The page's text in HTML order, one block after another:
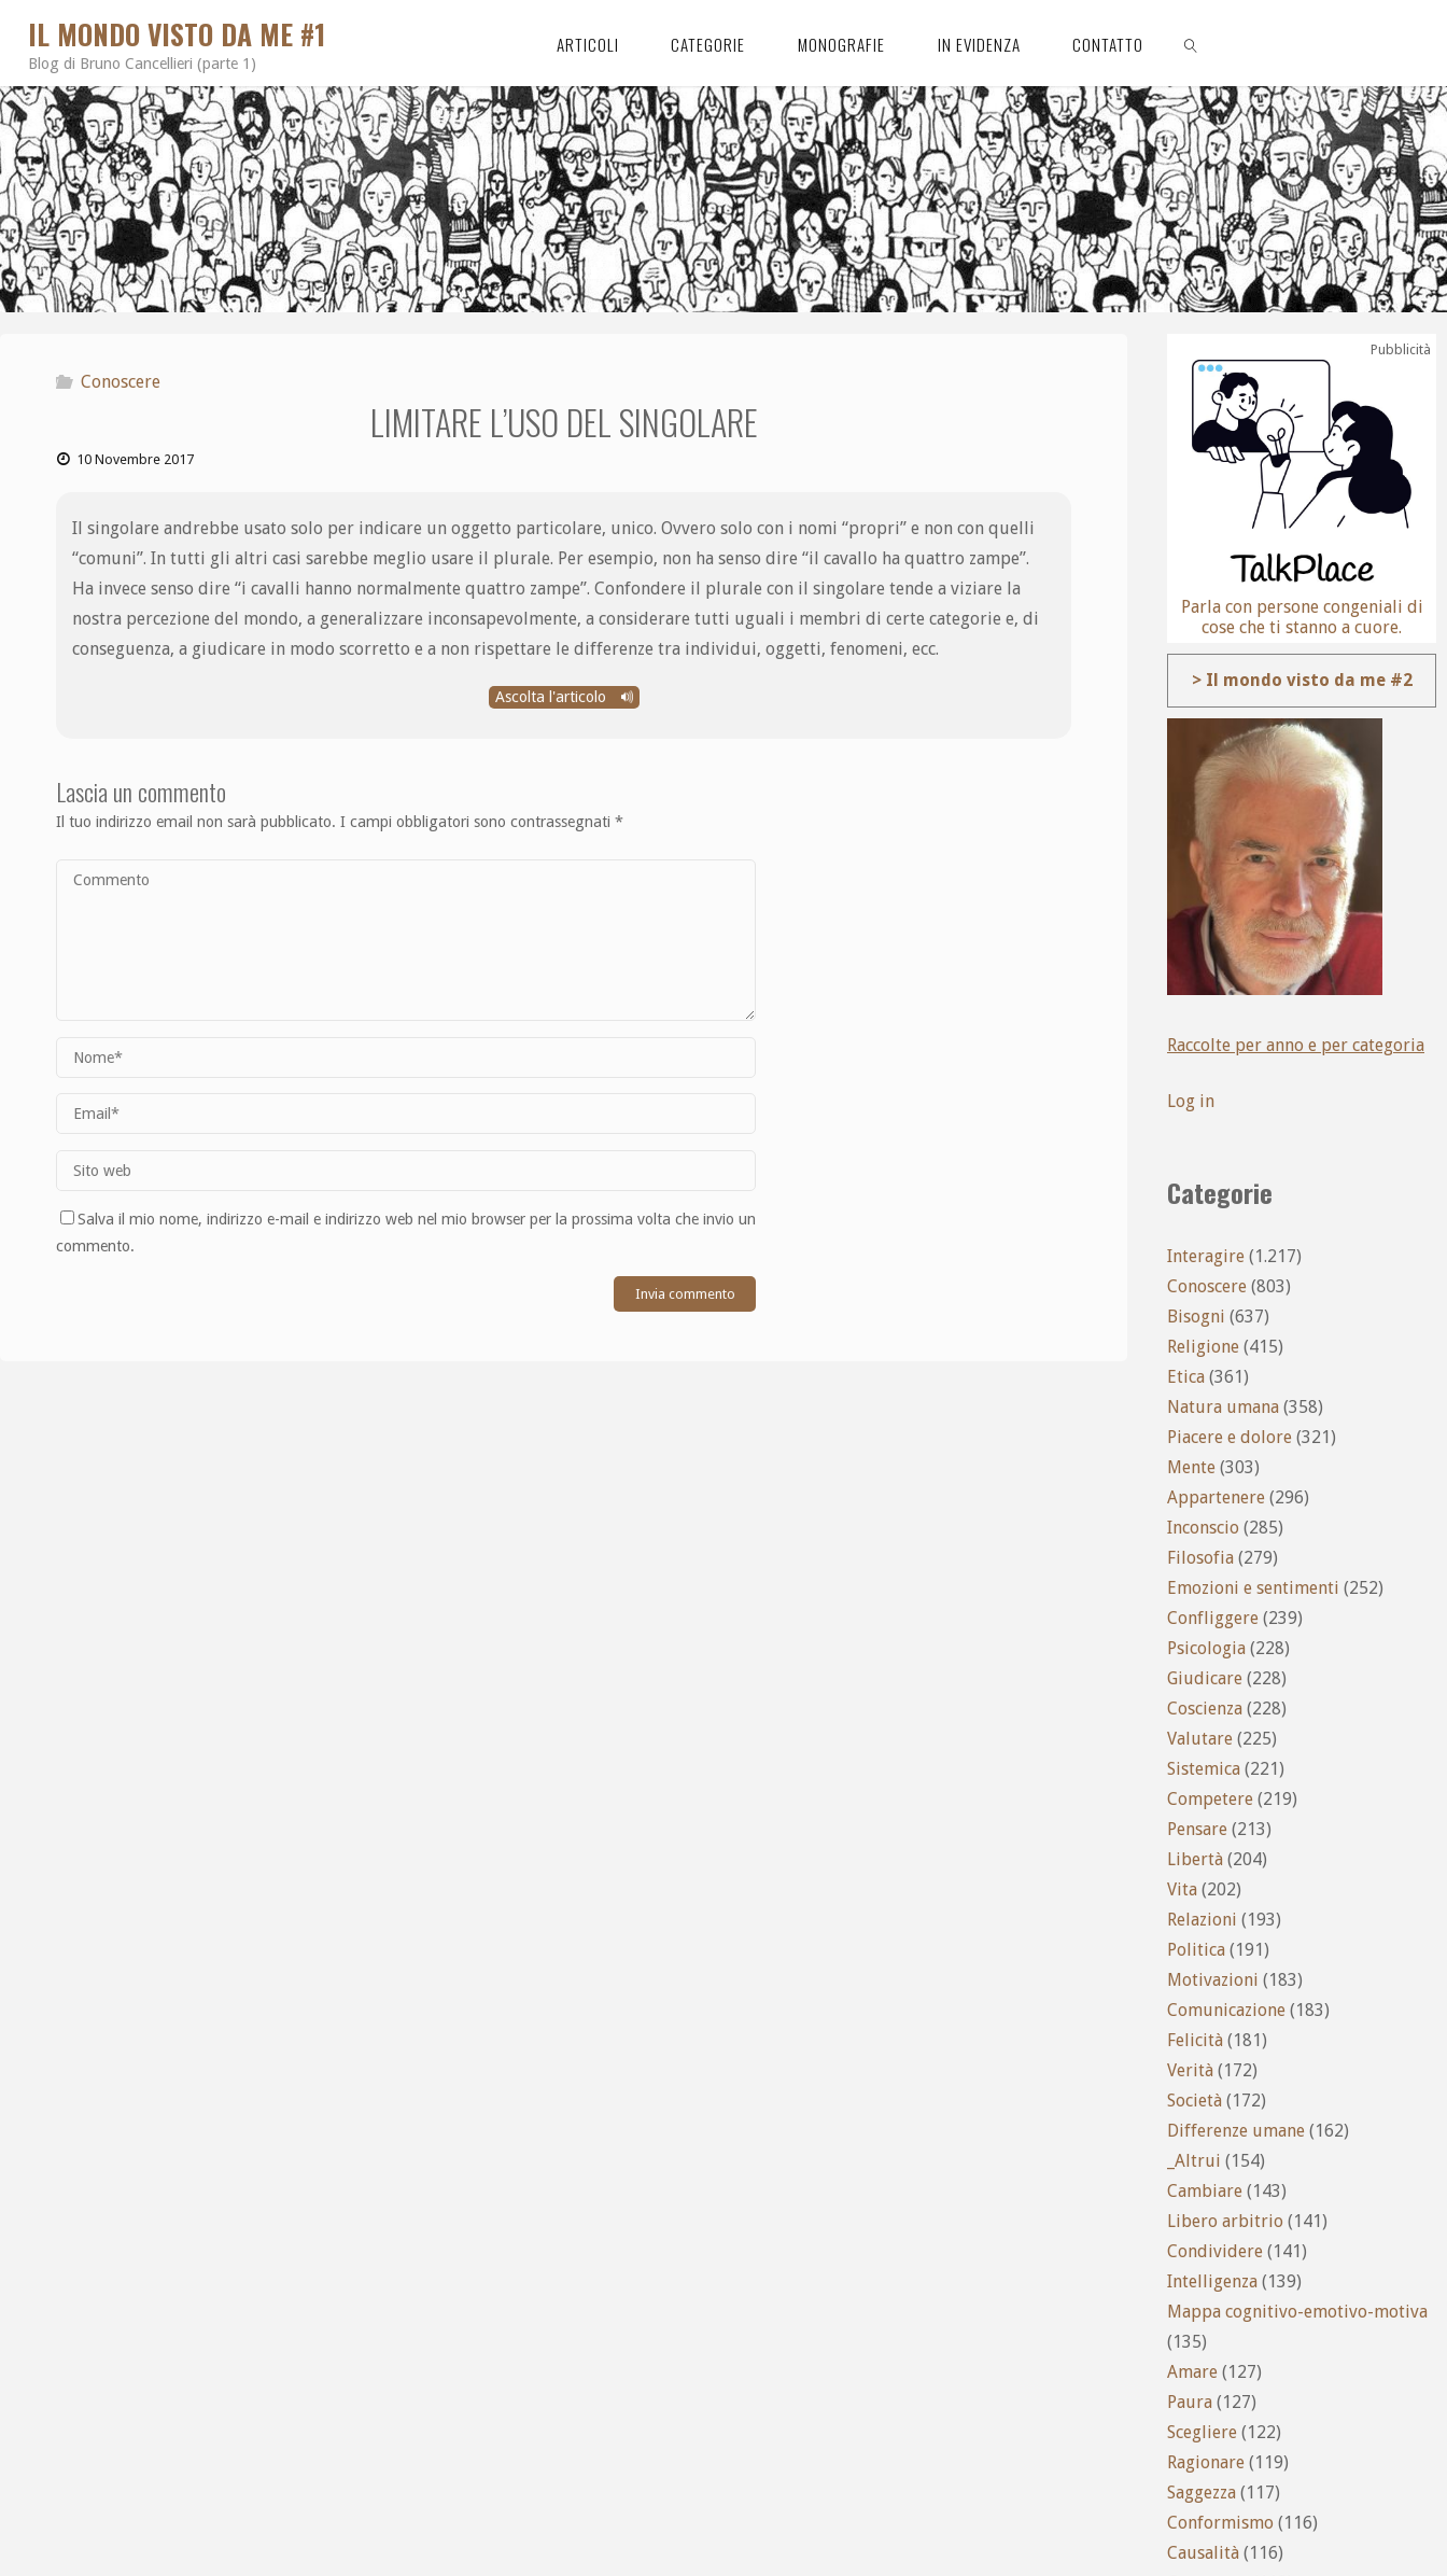
IL MONDO VISTO DA ME #1
Blog di Bruno Cancellieri (parte 1)
ARTICOLI CATEGORIE MONOGRAFIE IN EVIDENZA CONTATTO
CERCA
Conoscere
LIMITARE L’USO DEL SINGOLARE
10 Novembre 2017
Il singolare andrebbe usato solo per indicare un oggetto particolare, unico. Ovvero solo con i nomi “propri” e non con quelli
“comuni”. In tutti gli altri casi sarebbe meglio usare il plurale. Per esempio, non ha senso dire “il cavallo ha quattro zampe”.
Ha invece senso dire “i cavalli hanno normalmente quattro zampe”. Confondere il plurale con il singolare tende a viziare la
nostra percezione del mondo, a generalizzare inconsapevolmente, a considerare tutti uguali i membri di certe categorie e, di
conseguenza, a giudicare in modo scorretto e a non rispettare le differenze tra individui, oggetti, fenomeni, ecc.
Ascolta l'articolo
Lascia un commento
Il tuo indirizzo email non sarà pubblicato. I campi obbligatori sono contrassegnati*
Salva il mio nome, indirizzo e-mail e indirizzo web nel mio browser per la prossima volta che invio un
commento.
Pubblicità
Parla con persone congeniali di
cose che ti stanno a cuore.
> Il mondo visto da me #2
Raccolte per anno e per categoria
Log in
Categorie
Interagire (1.217)
Conoscere (803)
Bisogni (637)
Religione (415)
Etica (361)
Natura umana (358)
Piacere e dolore (321)
Mente (303)
Appartenere (296)
Inconscio (285)
Filosofia (279)
Emozioni e sentimenti (252)
Confliggere (239)
Psicologia (228)
Giudicare (228)
Coscienza (228)
Valutare (225)
Sistemica (221)
Competere (219)
Pensare (213)
Libertà (204)
Vita (202)
Relazioni (193)
Politica (191)
Motivazioni (183)
Comunicazione (183)
Felicità (181)
Verità (172)
Società (172)
Differenze umane (162)
_Altrui (154)
Cambiare (143)
Libero arbitrio (141)
Condividere (141)
Intelligenza (139)
Mappa cognitivo-emotivo-motiva
(135)
Amare (127)
Paura (127)
Scegliere (122)
Ragionare (119)
Saggezza (117)
Conformismo (116)
Causalità (116)